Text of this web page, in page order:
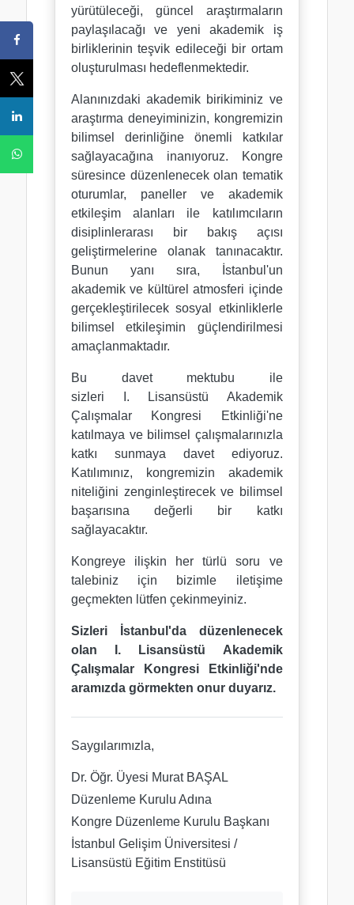
yürütüleceği, güncel araştırmaların
paylaşılacağı ve yeni akademik iş
birliklerinin teşvik edileceği bir ortam
oluşturulması hedeflenmektedir.
Alanınızdaki akademik birikiminiz ve
araştırma deneyiminizin, kongremizin
bilimsel derinliğine önemli katkılar
sağlayacağına inanıyoruz. Kongre
süresince düzenlenecek olan tematik
oturumlar, paneller ve akademik
etkileşim alanları ile katılımcıların
disiplinlerarası bir bakış açısı
geliştirmelerine olanak tanınacaktır.
Bunun yanı sıra, İstanbul'un
akademik ve kültürel atmosferi içinde
gerçekleştirilecek sosyal etkinliklerle
bilimsel etkileşimin güçlendirilmesi
amaçlanmaktadır.
Bu davet mektubu ile
sizleri
I. Lisansüstü Akademik
Çalışmalar Kongresi Etkinliği'ne
katılmaya ve bilimsel çalışmalarınızla
katkı sunmaya davet ediyoruz.
Katılımınız, kongremizin akademik
niteliğini zenginleştirecek ve bilimsel
başarısına değerli bir katkı
sağlayacaktır.
Kongreye ilişkin her türlü soru ve
talebiniz için bizimle iletişime
geçmekten lütfen çekinmeyiniz.
Sizleri İstanbul'da düzenlenecek
olan
I. Lisansüstü Akademik
Çalışmalar Kongresi Etkinliği'nde
aramızda görmekten onur duyarız.
Saygılarımızla,
Dr. Öğr. Üyesi Murat BAŞAL
Düzenleme Kurulu Adına
Kongre Düzenleme Kurulu Başkanı
İstanbul Gelişim Üniversitesi /
Lisansüstü Eğitim Enstitüsü